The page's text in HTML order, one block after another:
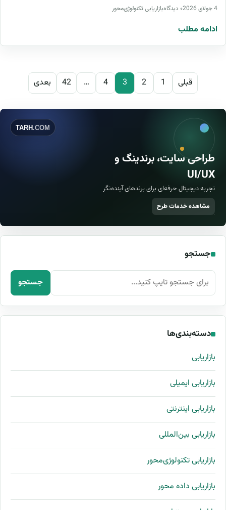
4 جولای 2026 ۰ دیدگاه بازاریابی تکنولوژی‌محور
ادامه مطلب
صفحه‌بندی نوشته‌ها
قبلی 1
2
3
4
…
42 بعدی
TARH.COM
طراحی سایت، برندینگ و
UI/UX
تجربه دیجیتال حرفه‌ای برای برندهای آینده‌نگر
مشاهده خدمات طرح
جستجو
جستجو برای: جستجو
دسته‌بندی‌ها
بازاریابی
بازاریابی ایمیلی
بازاریابی اینترنتی
بازاریابی بین‌المللی
بازاریابی تکنولوژی‌محور
بازاریابی داده محور